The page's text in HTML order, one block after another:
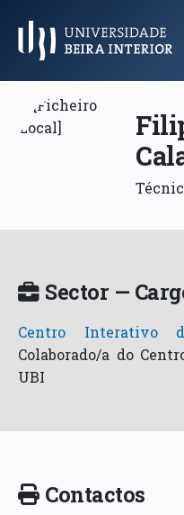
Menu Principal
Sector —
Centro Interativo
Colaborado/a do
UBI
Contactos